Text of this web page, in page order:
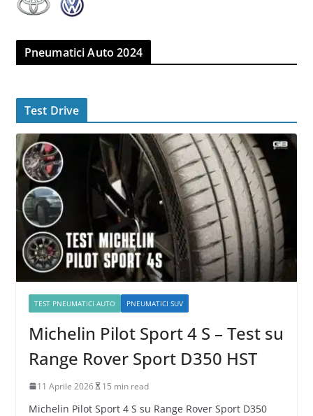
Pneumatici Auto 2024
Test Drive
TEST PNEUMATICI AUTO PNEUMATICI SUV
Michelin Pilot Sport 4 S – Test su
Range Rover Sport D350 HST
11 Aprile 2026 15 min read
Michelin Pilot Sport 4 S su Range Rover Sport D350